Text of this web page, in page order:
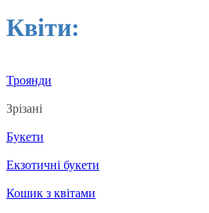
Квіти:
Троянди
Зрізані
Букети
Екзотичні букети
Кошик з квітами